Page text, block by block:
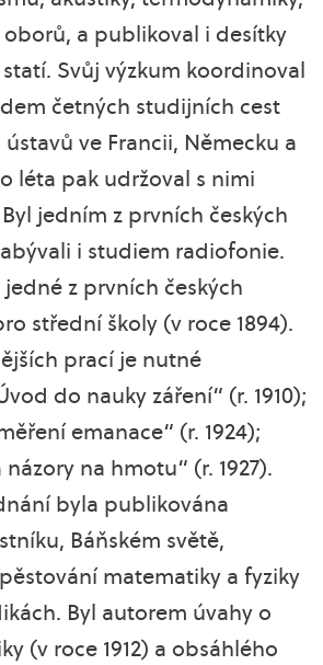
a publikoval i desítky
Svůj výzkum koordinoval
četných studijních cest
ve Francii, Německu a
léta pak udržoval s nimi
jedním z prvních českých
i studiem radiofonie.
z prvních českých
střední školy (v roce 1894).
prací je nutné
do nauky záření“ (r. 1910);
emanace“ (r. 1924);
na hmotu“ (r. 1927).
byla publikována
Báňském světě,
matematiky a fyziky
Byl autorem úvahy o
(v roce 1912) a obsáhlého